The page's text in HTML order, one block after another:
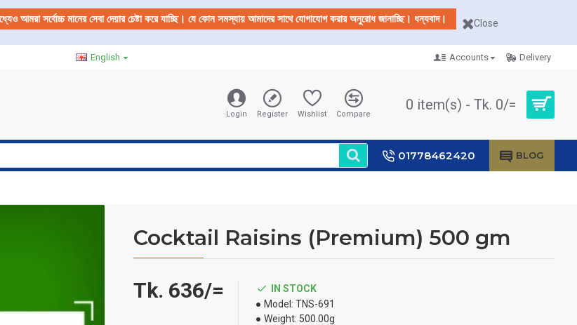
আমরা সর্বোচ্চ মানের সেবা দেয়ার চেষ্টা করে যাচ্ছি। যে কোন সমস্যায় আমাদের সাথে যোগাযোগ করার অনুরোধ জানাচ্ছি। ধন্যবাদ। Close
English Accounts Delivery
Login Register Wishlist Compare
0 item(s) - Tk. 0/=
01778462420 BLOG
Cocktail Raisins (Premium) 500 gm
Tk. 636/=
IN STOCK
Model: TNS-691
Weight: 500.00g